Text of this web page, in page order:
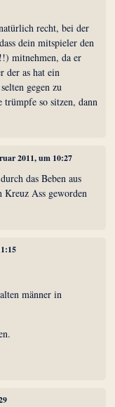
recht, bei der
dein mitspieler den
mitnehmen, da er
der as hat ein
gegen zu
so sitzen, dann
2011, um 10:27
das Beben aus
Ass geworden
männer in